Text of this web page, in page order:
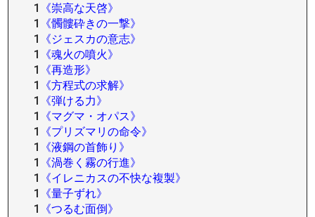
1
《崇高な天啓》
1
《髑髏砕きの一撃》
1
《ジェスカの意志》
1
《魂火の噴火》
1
《再造形》
1
《方程式の求解》
1
《弾ける力》
1
《マグマ・オパス》
1
《プリズマリの命令》
1
《液鋼の首飾り》
1
《渦巻く霧の行進》
1
《イレニカスの不快な複製》
1
《量子ずれ》
1
《つるむ面倒》